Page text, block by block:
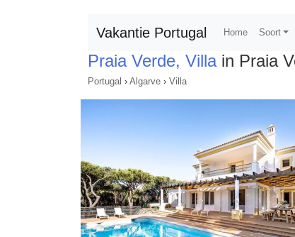
Vakantie Portugal Home Soort
Praia Verde, Villain Praia
Portugal › Algarve › Villa